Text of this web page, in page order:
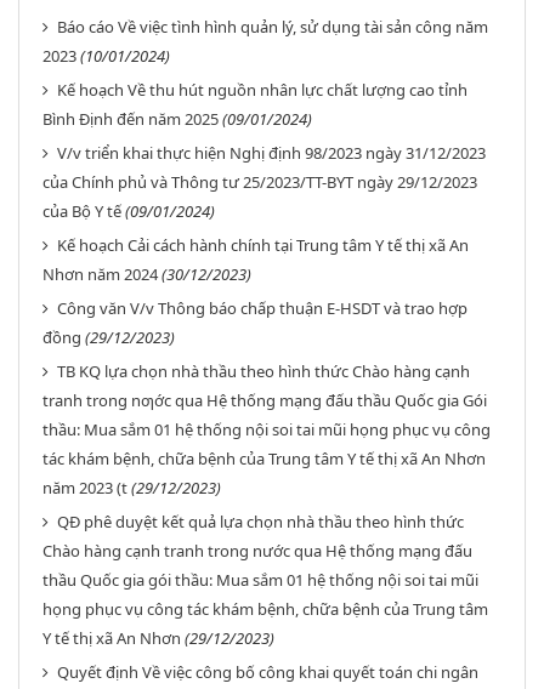
Báo cáo Về việc tình hình quản lý, sử dụng tài sản công năm
2023(10/01/2024)
Kế hoạch Về thu hút nguồn nhân lực chất lượng cao tỉnh
Bình Định đến năm 2025(09/01/2024)
V/v triển khai thực hiện Nghị định 98/2023 ngày 31/12/2023
của Chính phủ và Thông tư 25/2023/TT-BYT ngày 29/12/2023
của Bộ Y tế(09/01/2024)
Kế hoạch Cải cách hành chính tại Trung tâm Y tế thị xã An
Nhơn năm 2024(30/12/2023)
Công văn V/v Thông báo chấp thuận E-HSDT và trao hợp
đồng (29/12/2023)
TB KQ lựa chọn nhà thầu theo hình thức Chào hàng cạnh
tranh trong nƣớc qua Hệ thống mạng đấu thầu Quốc gia Gói
thầu: Mua sắm 01 hệ thống nội soi tai mũi họng phục vụ công
tác khám bệnh, chữa bệnh của Trung tâm Y tế thị xã An Nhơn
năm 2023 (t(29/12/2023)
QĐ phê duyệt kết quả lựa chọn nhà thầu theo hình thức
Chào hàng cạnh tranh trong nước qua Hệ thống mạng đấu
thầu Quốc gia gói thầu: Mua sắm 01 hệ thống nội soi tai mũi
họng phục vụ công tác khám bệnh, chữa bệnh của Trung tâm
Y tế thị xã An Nhơn (29/12/2023)
Quyết định Về việc công bố công khai quyết toán chi ngân